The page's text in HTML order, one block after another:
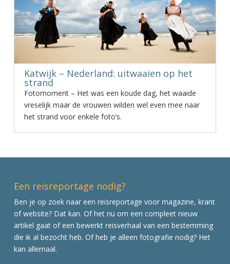
Katwijk – Nederland: uitwaaien op het
strand
Fotomoment – Het was een koude dag, het waaide
vreselijk maar de vrouwen wilden wel even mee naar
het strand voor enkele foto’s.
Een reisreportage nodig?
Ben je op zoek naar een reisreportage voor magazine, krant
of website? Dat kan. Of het nu om een compleet nieuw
artikel gaat of een bewerkt reisverhaal van een bestemming
die ik al bezocht heb. Of heb je alleen fotografie nodig? Het
kan allemaal.